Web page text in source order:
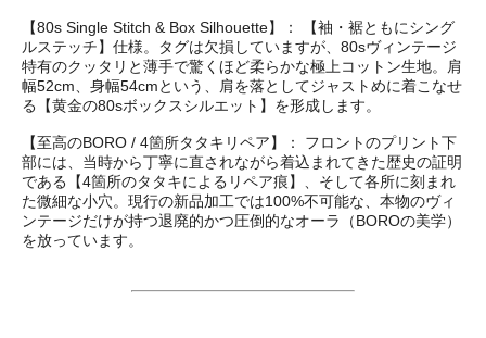
【80s Single Stitch & Box Silhouette】： 【袖・裾ともにシング
ルステッチ】仕様。タグは欠損していますが、80sヴィンテージ
特有のクッタリと薄手で驚くほど柔らかな極上コットン生地。肩
幅52cm、身幅54cmという、肩を落としてジャストめに着こなせ
る【黄金の80sボックスシルエット】を形成します。
【至高のBORO / 4箇所タタキリペア】： フロントのプリント下
部には、当時から丁寧に直されながら着込まれてきた歴史の証明
である【4箇所のタタキによるリペア痕】、そして各所に刻まれ
た微細な小穴。現行の新品加工では100%不可能な、本物のヴィ
ンテージだけが持つ退廃的かつ圧倒的なオーラ（BOROの美学）
を放っています。